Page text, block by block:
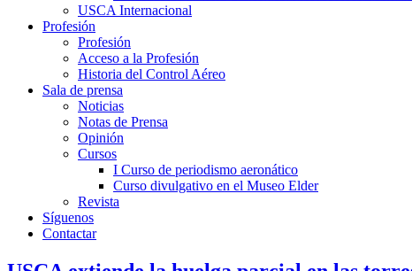
USCA Internacional
Profesión
Profesión
Acceso a la Profesión
Historia del Control Aéreo
Sala de prensa
Noticias
Notas de Prensa
Opinión
Cursos
I Curso de periodismo aeronático
Curso divulgativo en el Museo Elder
Revista
Síguenos
Contactar